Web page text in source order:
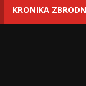
KRONIKA